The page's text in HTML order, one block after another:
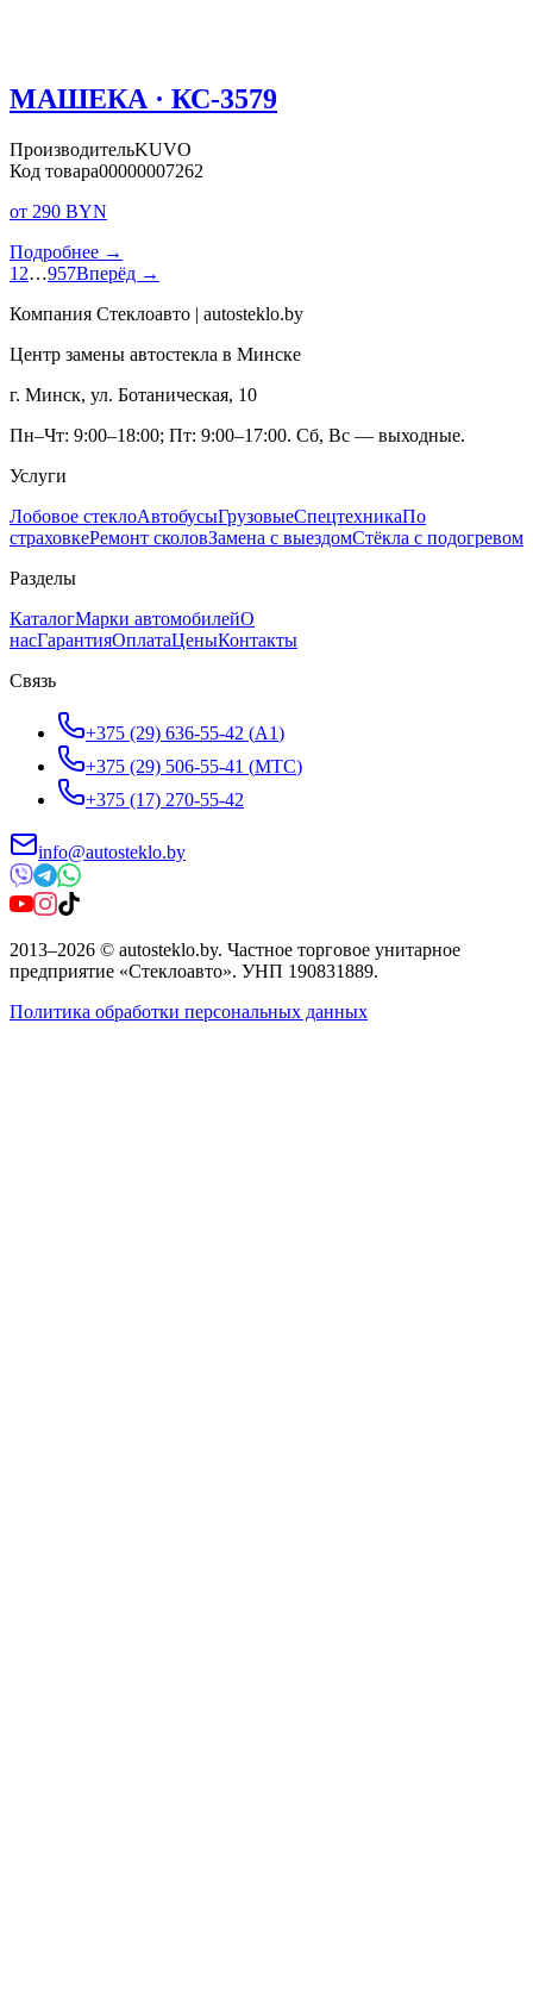
МАШЕКА · КС-3579
ПроизводительKUVO
Код товара00000007262
от 290 BYN
Подробнее →
1 2…957Вперёд →
Компания Стеклоавто | autosteklo.by
Центр замены автостекла в Минске
г. Минск, ул. Ботаническая, 10
Пн–Чт: 9:00–18:00; Пт: 9:00–17:00. Сб, Вс — выходные.
Услуги
Лобовое стеклоАвтобусыГрузовыеСпецтехникаПо
страховкеРемонт сколовЗамена с выездомСтёкла с подогревом
Разделы
КаталогМарки автомобилейО
насГарантияОплатаЦеныКонтакты
Связь
+375 (29) 636-55-42 (A1)
+375 (29) 506-55-41 (МТС)
+375 (17) 270-55-42
info@autosteklo.by
2013–2026 © autosteklo.by. Частное торговое унитарное
предприятие «Стеклоавто». УНП 190831889.
Политика обработки персональных данных